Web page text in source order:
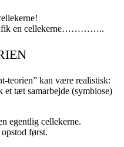
fik en cellekerne…………..
teorien” kan være realistisk:
et tæt samarbejde (symbiose)
egentlig cellekerne.
først.